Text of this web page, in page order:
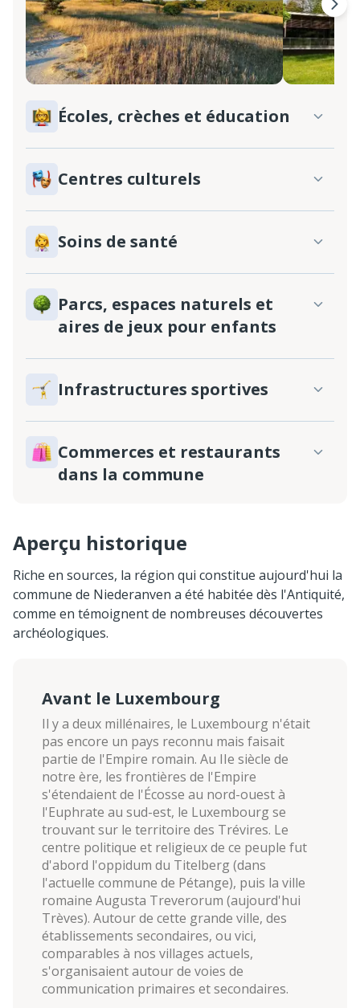
Écoles, crèches et éducation
Centres culturels
Soins de santé
Parcs, espaces naturels et
aires de jeux pour enfants
Infrastructures sportives
Commerces et restaurants
dans la commune
Aperçu historique
Riche en sources, la région qui constitue aujourd'hui la
commune de Niederanven a été habitée dès l'Antiquité,
comme en témoignent de nombreuses découvertes
archéologiques.
Avant le Luxembourg
Il y a deux millénaires, le Luxembourg n'était
pas encore un pays reconnu mais faisait
partie de l'Empire romain. Au IIe siècle de
notre ère, les frontières de l'Empire
s'étendaient de l'Écosse au nord-ouest à
l'Euphrate au sud-est, le Luxembourg se
trouvant sur le territoire des Trévires. Le
centre politique et religieux de ce peuple fut
d'abord l'oppidum du Titelberg (dans
l'actuelle commune de Pétange), puis la ville
romaine Augusta Treverorum (aujourd'hui
Trèves). Autour de cette grande ville, des
établissements secondaires, ou vici,
comparables à nos villages actuels,
s'organisaient autour de voies de
communication primaires et secondaires.